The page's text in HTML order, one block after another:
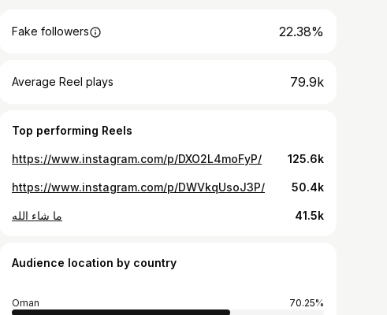
Fake followers 22.38%
Average Reel plays 79.9k
Top performing Reels
https://www.instagram.com/p/DXO2L4moFyP/ 125.6k
https://www.instagram.com/p/DWVkqUsoJ3P/ 50.4k
ما شاء الله 41.5k
Audience location by country
Oman
70.25%